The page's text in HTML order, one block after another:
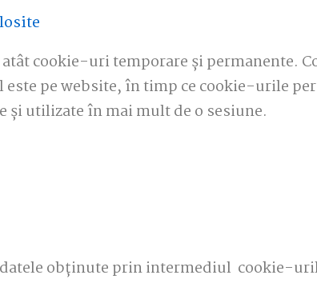
cookie-uri temporare și permanente.
pe website, în timp ce cookie-urile
și utilizate în mai mult de o sesiune.
datele obținute prin intermediul cookie-